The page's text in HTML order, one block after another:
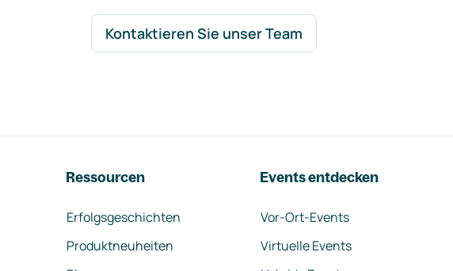
Kontaktieren Sie unser Team
Ressourcen
Erfolgsgeschichten
Produktneuheiten
Events entdecken
Vor-Ort-Events
Virtuelle Events